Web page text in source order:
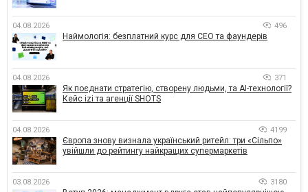
04.08.2026 496
Наймологія: безплатний курс для CEO та фаундерів
04.08.2026 371
Як поєднати стратегію, створену людьми, та AI-технології?
Кейс izi та агенції SHOTS
04.08.2026 4199
Європа знову визнала український ритейл: три «Сільпо»
увійшли до рейтингу найкращих супермаркетів
03.08.2026 3180